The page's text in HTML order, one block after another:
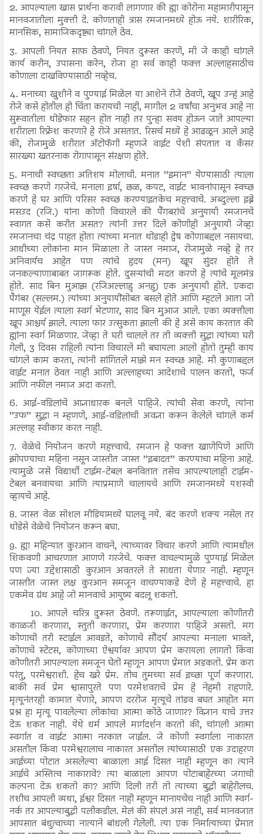
2. आपल्याला खास प्रार्थना करावी लागणार की ह्या कोरोना महामारीपासून
मानवजातीला मुक्ती दे. कोणताही त्रास रमजानमध्ये होऊ नये. शारीरिक,
मानसिक, सामाजिकदृष्ट्या चांगले ठेव.
3. आपली नियत साफ ठेवणे, नियत दुरूस्त करणे, मी जे काही चांगले
कार्य करीन, उपासना करेन, रोजा हा सर्व काही फक्त अल्लाहसाठीच
कोणाला दाखविण्यासाठी नव्हेच.
4. मनाच्या खुशीने व पुण्याई मिळेल या आशेने रोजे ठेवणे, खूप उन्हं आहे
रोजे कसे होतील ही चिंता करायची नाही, मागील 2 वर्षांचा अनुभव आहे ना
सुरूवातीला थोडेफार सहन होत नाही तर पुन्हा सवय होऊन जाते आपल्या
शरीराला रिफ्रेश करणारे हे रोजे असतात. रिसर्च मध्ये हे आढळून आले आहे
की, रोजामुळे शरीरात अ‍ॅटोफॅगी म्हणजे वाईट पेशी संपतात व कँसर
सारख्या खतरनाक रोगापासून संरक्षण होते.
5. मनाची स्वच्छता अतिशय मोलाची. मनात ’’इमान’’ येण्यासाठी त्याला
स्वच्छ करणे गरजेचे. मनाला इर्षा, छळ, कपट, वाईट भावनांपासून स्वच्छ
करणे हे घर आणि परिसर स्वच्छ करण्याइतकेच महत्त्वाचे. अब्दुल्ला इब्ने
मसउद (रजि.) यांना कोणी विचारले की पैंगबरांचे अनुयायी रमजानचे
स्वागत कसे करीत असत? त्यांनी उत्तर दिले कोणीही अनुयायी जेव्हा
रमजानचा चंद्र पाहत होता त्याच्या मनात थोडाही द्वेष कोणाबद्दल नसायचा.
आधीच्या लोकांना मान मिळाला ते जास्त नमाज, रोजामुळे नव्हे हे तर
अनिवार्यच आहेत पण त्यांचे हृदय (मन) खूप सुंदर होते ते
जनकल्याणाबाबत जागरूक होते. दुसऱ्यांची मदत करणे हे त्यांचे मूलमंत्र
होते. साद बिन मुआझ (रजिअल्लाहु अनहु) एक अनुयायी होते. एकदा
पैगंबर (सल्लम.) त्यांच्या अनुयायींसोबत बसले होते आणि म्हटले आता जो
माणूस येईल त्याला स्वर्ग भेटणार, साद बिन मुआज आले. एका व्यक्तीला
खूप आश्चर्य झाले. त्याला फार उत्सुकता झाली की हे असे काय करतात की
ह्यांना स्वर्ग मिळणार. जेव्हा ते घरी चालले तर ती व्यक्ती सुद्धा त्यांच्या घरी
गेली, 3 दिवस राहिली त्यांना विचारले मी बघायला आलो होतो तुम्ही काय
चांगले काम करता, त्यांनी सांगितले माझे मन स्वच्छ आहे. मी कुणाबद्दल
वाईट मनात ठेवत नाही आणि अल्लाहच्या आदेशाचे पालन करतो, फर्ज
आणि नफील नमाज अदा करतो.
6. आई-वडिलांचे आज्ञाधारक बनले पाहिजे. त्यांची सेवा करणे, त्यांना
’’उफ’’ सुद्धा न म्हणणे, आई-वडिलांची अवज्ञा करून केलेले चांगले कर्म
अल्लाह स्वीकार करत नाही.
7. वेळेचे नियोजन करणे महत्त्वाचे. रमजान हे फक्त खाणेपिणे आणि
झोपण्याचा महिना नसून जास्तीत जास्त ’’इबादत’’ करण्याचा महिना आहे.
त्यामुळे जसे विद्यार्थी टाईम-टेबल बनवितात तसेच आपल्यालाही टाईम-
टेबल बनवायचा आणि त्याप्रमाणे चालायचे आणि रमजानमध्ये यशस्वी
व्हायचे आहे.
8. जास्त वेळ सोशल मीडियामध्ये घालवू नये. बंद करणे शक्य नसेल तर
थोडेसे वेळेचे नियोजन करून बघा.
9. ह्या महिन्यात कुरआन वाचने, त्याच्यावर विचार करणे आणि त्यामधील
शिकवणी आचरणात आणणे गरजेचे. फक्त वाचल्यामुळे पुण्याई मिळेल
पण ज्या उद्देशासाठी कुरआन अवतरले ते साधता येणार नाही. म्हणून
जास्तीत जास्त लक्ष कुरआन समजून वाचण्याकडे देणे हे महत्त्वाचे. हा
एकमेव ग्रंथ आहे जो मानवाचे आयुष्य बदलू शकतो.
10. आपले चरित्र दुरूस्त ठेवणे. तरूणाईत, आपल्याला कोणीतरी
काळजी करणारा, स्तुती करणारा, प्रेम करणारा पाहिजे असतो. मग
कोणाची तरी स्टाईल आवडते, कोणाचे सौंदर्य आपल्या मनाला भावते,
कोणाचे स्टेटस, कोणाच्या ऐश्वर्यावर आपण प्रेम करायला लागतो किंवा
कोणीतरी आपल्याला समजून घेतो म्हणून आपण प्रेमात अडकतो. प्रेम करा
परंतु, परमेश्वराशी. हेच खरे प्रेम. तोच तुमच्या सर्व इच्छा पूर्ण करणारा.
बाकी सर्व प्रेम श्वासापुरते पण परमेशवराचे प्रेम हे नेहमी राहणारे.
मृत्यूनंतरही कामात येणारे, आपण दररोज मृत्यूचे तांडव बघत आहोत मग
प्रश्न हा मृत्यू पावलेल्या लोकांचा आत्मा कोठे जाणार? विज्ञान याचे उत्तर
देऊ शकत नाही. येथे धर्म आपले मार्गदर्शन करतो की, चांगली आत्मा
स्वर्गात व वाईट आत्मा नरकात जाईल. जे कोणी स्वर्गाला नाकारत
असतील किंवा परमेश्वरालाच नाकारत असतील त्यांच्यासाठी एक उदाहरण
आईच्या पोटात असलेल्या बाळाला आई दिसत नाही म्हणून का त्याने
आईचे अस्तित्व नाकारावे? त्या बाळाला आपण पोटाबाहेरच्या जगाची
कल्पना देऊ शकतो का? आणि दिली तरी तो त्याच्या बुद्धी बाहेरीलच.
तशीच आपली व्यथा, ईश्वर दिसत नाही म्हणून मानायचेच नाही आणि स्वर्ग-
नर्क तर आपल्याबुद्धी पलीकडील. मेलं की संपलं असं नाही, सर्व मानवजात
आपसात बंधुत्वाच्या नात्याने बांधली गेलेली. त्या एक निर्मात्याच्या प्रेमात